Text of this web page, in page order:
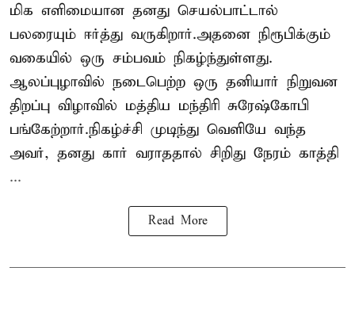
மிக எளிமையான தனது செயல்பாட்டால்
பலரையும் ஈர்த்து வருகிறார்.அதனை நிரூபிக்கும்
வகையில் ஒரு சம்பவம் நிகழ்ந்துள்ளது.
ஆலப்புழாவில் நடைபெற்ற ஒரு தனியார் நிறுவன
திறப்பு விழாவில் மத்திய மந்திரி சுரேஷ்கோபி
பங்கேற்றார்.நிகழ்ச்சி முடிந்து வெளியே வந்த
அவர், தனது கார் வராததால் சிறிது நேரம் காத்தி
...
Read More